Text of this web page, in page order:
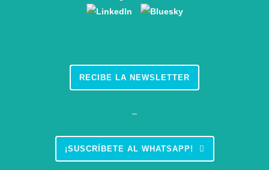
RECIBE LA NEWSLETTER
–
¡SUSCRÍBETE AL WHATSAPP!